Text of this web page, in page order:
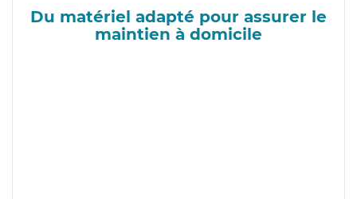
Du matériel adapté pour assurer le
maintien à domicile